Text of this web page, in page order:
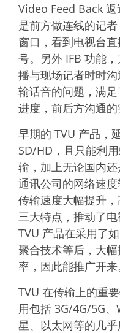
Video Feed Back
是前方做连线的记
窗口，看到电视台
号。另外 IFB 功能
播与现场记者时时
输话音的问题，满
进度，前后方沟通的
早期的 TVU 产品，
SD/HD，且只能利
输，加上无论国内
通讯公司的网络速度
传输速度大幅提升
三大特点，推动了
TVU 产品在采用了
聚合技术等后，大
率，因此能推广开来
TVU 在传输上的重
用包括 3G/4G/5G
星、以太网等的几